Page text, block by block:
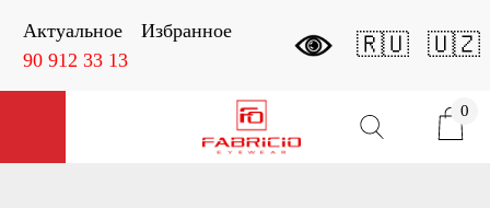
Актуальное
Избранное
90 912 33 13
🇷🇺 🇺🇿
0